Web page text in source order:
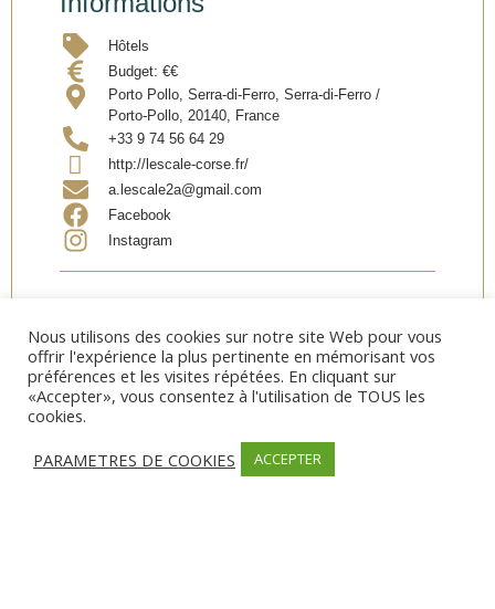
Hôtels
Budget: €€
Porto Pollo, Serra-di-Ferro, Serra-di-Ferro /
Porto-Pollo, 20140, France
+33 9 74 56 64 29
http://lescale-corse.fr/
a.lescale2a@gmail.com
Facebook
Instagram
Date d’ouverture:Début Avril – Fin Octobre
Nous utilisons des cookies sur notre site Web pour vous
offrir l'expérience la plus pertinente en mémorisant vos
préférences et les visites répétées. En cliquant sur
«Accepter», vous consentez à l'utilisation de TOUS les
cookies.
PARAMETRES DE COOKIES
ACCEPTER